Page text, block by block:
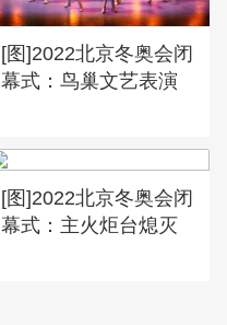
[图]2022北京冬奥会闭
幕式：鸟巢文艺表演
[图]2022北京冬奥会闭
幕式：主火炬台熄灭